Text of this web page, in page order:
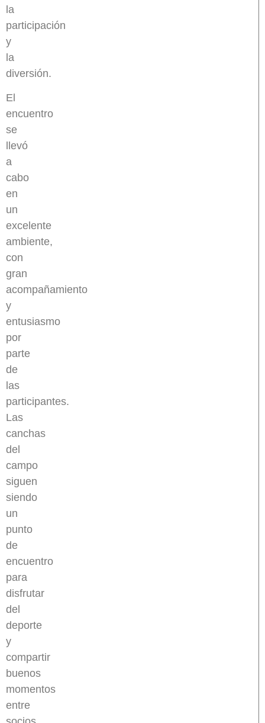
la
participación
y
la
diversión.
El
encuentro
se
llevó
a
cabo
en
un
excelente
ambiente,
con
gran
acompañamiento
y
entusiasmo
por
parte
de
las
participantes.
Las
canchas
del
campo
siguen
siendo
un
punto
de
encuentro
para
disfrutar
del
deporte
y
compartir
buenos
momentos
entre